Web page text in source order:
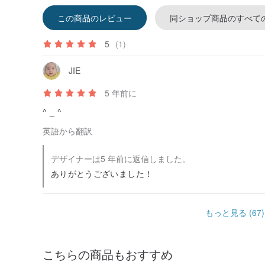
この商品のレビュー 同ショップ商品のすべて
5 (1)
JIE
5 年前に
^ _ ^
英語から翻訳
デザイナーは5 年前に返信しました。
ありがとうございました！
もっと見る (67)
こちらの商品もおすすめ